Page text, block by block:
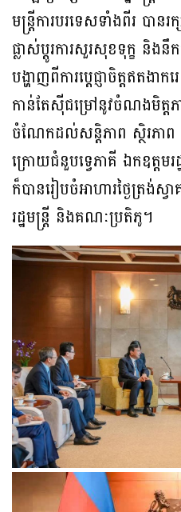
មន្ត្រីការបរទេសទាំងពីរ បាន
ផ្លាស់ប្តូរការសួរសុខទុក្ខ និង
បង្ហាញពីការប្តេជ្ញាចិត្តឥតងាក
កាន់តែស៊ីជម្រៅនូវចំណងមិត្តភ
ចំណែកដល់សន្តិភាព ស្ថិរភា
ក្រោយជំនួបទ្វេភាគី ឯកឧត្តមរ
ក៏បានរៀបចំអាហារថ្ងៃត្រង់
រដ្ឋមន្ត្រី និងគណៈប្រតិភូ។